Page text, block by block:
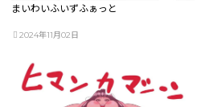
まいわいふいずふぁっと
2024年11月02日